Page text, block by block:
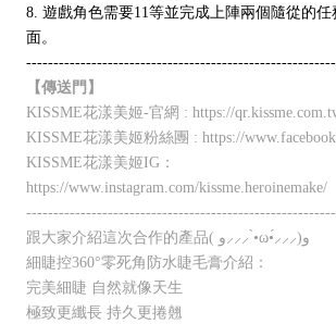
8. 遊戲角色需要11等並完成上陣兩個隨從的
面。
【傳送門】
KISSME花漾美姬-官網 : https://
KISSME花漾美姬粉絲團 : https://
KISSME花漾美姬IG：
https://www.instagram.com/kissme.heroinemake/
跟大家介紹這次合作的產品( و⸝⸝⸝ •̀ω•́⸝⸝⸝)و
細睫控360°零死角防水睫毛膏介紹：
完美細睫 自然就像天生
極致更纖長 持久更捲翹